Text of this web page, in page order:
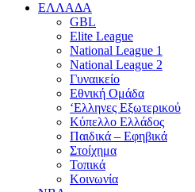
EΛΛΑΔΑ
GBL
Elite League
National League 1
National League 2
Γυναικείο
Εθνική Ομάδα
‘Ελληνες Εξωτερικού
Κύπελλο Ελλάδος
Παιδικά – Εφηβικά
Στοίχημα
Τοπικά
Κοινωνία